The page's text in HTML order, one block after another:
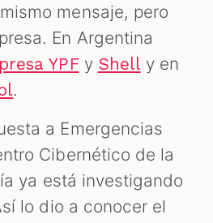
mensaje, pero
En Argentina
YPFy Shelly en
.
a Emergencias
Cibernético de la
ya está investigando
lo dio a conocer el